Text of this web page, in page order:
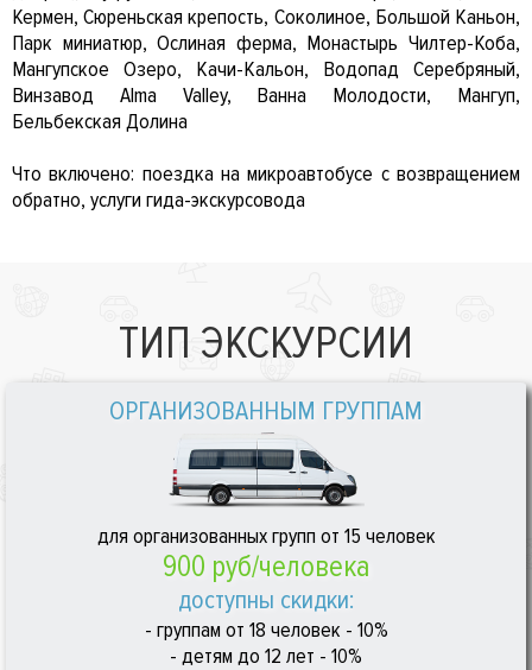
Кермен, Сюреньская крепость, Соколиное, Большой Каньон,
Парк миниатюр, Ослиная ферма, Монастырь Чилтер-Коба,
Мангупское Озеро, Качи-Кальон, Водопад Серебряный,
Винзавод Alma Valley, Ванна Молодости, Мангуп,
Бельбекская Долина
Что включено: поездка на микроавтобусе с возвращением
обратно, услуги гида-экскурсовода
ТИП ЭКСКУРСИИ
ОРГАНИЗОВАННЫМ ГРУППАМ
для организованных групп от 15 человек
900 руб/человека
доступны скидки:
- группам от 18 человек - 10%
- детям до 12 лет - 10%